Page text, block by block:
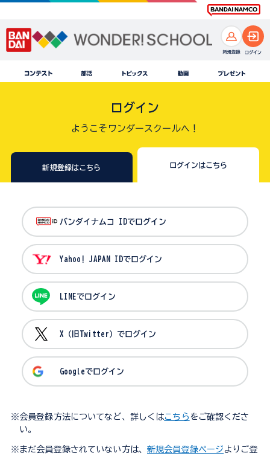
ログイン
ようこそワンダースクールへ！
新規登録はこちら ログインはこちら
バンダイナムコ IDでログイン
Yahoo! JAPAN IDでログイン
LINEでログイン
X（旧Twitter）でログイン
Googleでログイン
※会員登録方法についてなど、詳しくはこちら をご確認くださ
い。
※まだ会員登録されていない方は、 新規会員登録ページ よりご登